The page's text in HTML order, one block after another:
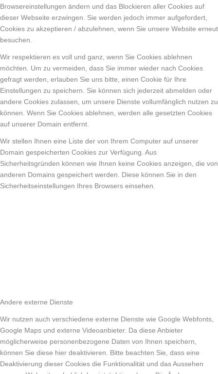
Browsereinstellungen ändern und das Blockieren aller Cookies auf
dieser Webseite erzwingen. Sie werden jedoch immer aufgefordert,
Cookies zu akzeptieren / abzulehnen, wenn Sie unsere Website erneut
besuchen.
Wir respektieren es voll und ganz, wenn Sie Cookies ablehnen
möchten. Um zu vermeiden, dass Sie immer wieder nach Cookies
gefragt werden, erlauben Sie uns bitte, einen Cookie für Ihre
Einstellungen zu speichern. Sie können sich jederzeit abmelden oder
andere Cookies zulassen, um unsere Dienste vollumfänglich nutzen zu
können. Wenn Sie Cookies ablehnen, werden alle gesetzten Cookies
auf unserer Domain entfernt.
Wir stellen Ihnen eine Liste der von Ihrem Computer auf unserer
Domain gespeicherten Cookies zur Verfügung. Aus
Sicherheitsgründen können wie Ihnen keine Cookies anzeigen, die von
anderen Domains gespeichert werden. Diese können Sie in den
Sicherheitseinstellungen Ihres Browsers einsehen.
Andere externe Dienste
Wir nutzen auch verschiedene externe Dienste wie Google Webfonts,
Google Maps und externe Videoanbieter. Da diese Anbieter
möglicherweise personenbezogene Daten von Ihnen speichern,
können Sie diese hier deaktivieren. Bitte beachten Sie, dass eine
Deaktivierung dieser Cookies die Funktionalität und das Aussehen